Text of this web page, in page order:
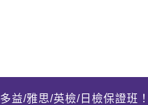
多益/雅思/英檢/日檢保證班！